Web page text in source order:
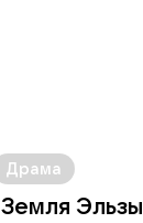
Драма
Земля Эльзы